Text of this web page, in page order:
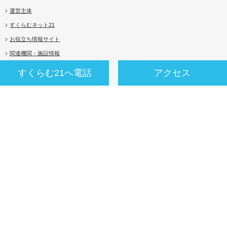
運営主体
すくらむネット21
お役立ち情報サイト
関連機関・施設情報
アクセシビリティについて
すくらむ21へ電話 アクセス